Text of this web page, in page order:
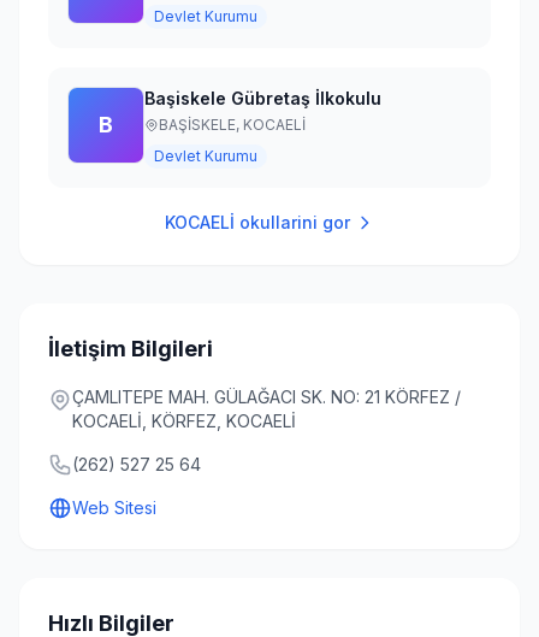
Devlet Kurumu
B
Başiskele Gübretaş İlkokulu
BAŞİSKELE, KOCAELİ
Devlet Kurumu
KOCAELİ okullarini gor
İletişim Bilgileri
ÇAMLITEPE MAH. GÜLAĞACI SK. NO: 21 KÖRFEZ /
KOCAELİ, KÖRFEZ, KOCAELİ
(262) 527 25 64
Web Sitesi
Hızlı Bilgiler